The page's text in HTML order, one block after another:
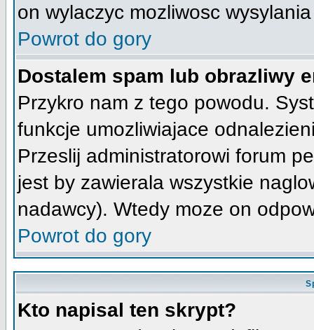
on wylaczyc mozliwosc
Powrot do gory
Dostalem spam lub obrazliwy
Przykro nam z tego powodu.
funkcje umozliwiajace
Przeslij administratorowi forum
jest by zawierala wszystkie
nadawcy). Wtedy moze on
Powrot do gory
Kto napisal ten skrypt?